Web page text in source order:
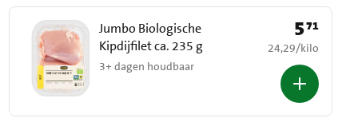
Jumbo Biologische
Kipdijfilet ca. 235 g
3+ dagen houdbaar
Prijs: € 5,71
571
€ 24,29 per kilo
24,29/kilo